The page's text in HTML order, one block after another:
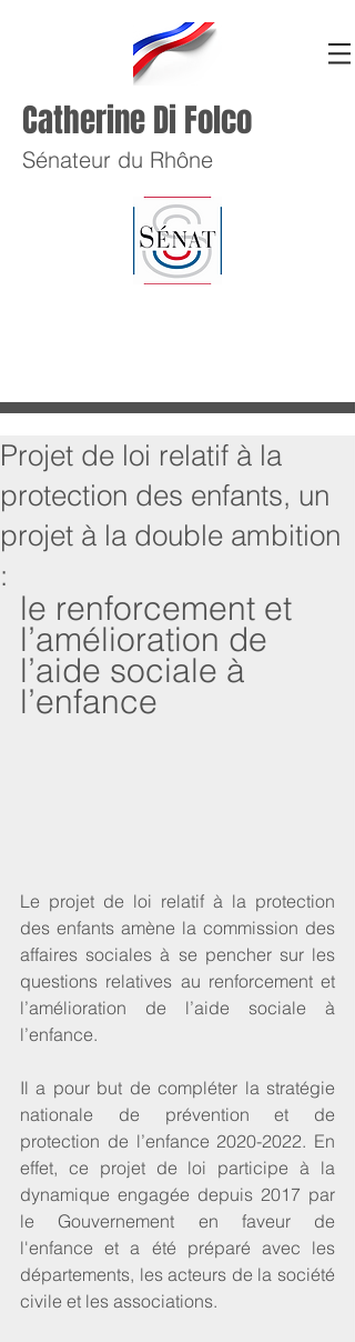
Catherine Di Folco
Sénateur du Rhône
Projet de loi relatif à la
protection des enfants, un
projet à la double ambition
:
le renforcement et
l’amélioration de
l’aide sociale à
l’enfance
Le projet de loi relatif à la protection
des enfants amène la commission des
affaires sociales à se pencher sur les
questions relatives au renforcement et
l’amélioration de l’aide sociale à
l’enfance.
Il a pour but de compléter la stratégie
nationale de prévention et de
protection de l’enfance 2020-2022. En
effet, ce projet de loi participe à la
dynamique engagée depuis 2017 par
le Gouvernement en faveur de
l'enfance et a été préparé avec les
départements, les acteurs de la société
civile et les associations.